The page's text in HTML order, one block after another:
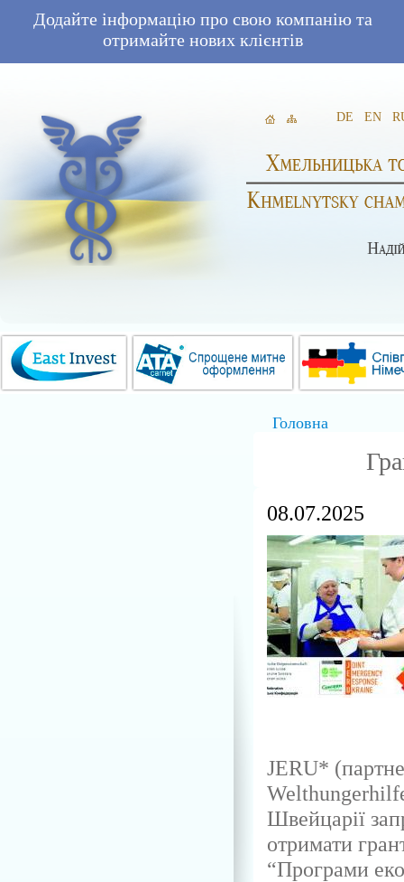
Додайте інформацію про свою компанію та
отримайте нових клієнтів
DE EN
Головна
08.07.2025
JERU*
Швейцарії
отримати
“Програми